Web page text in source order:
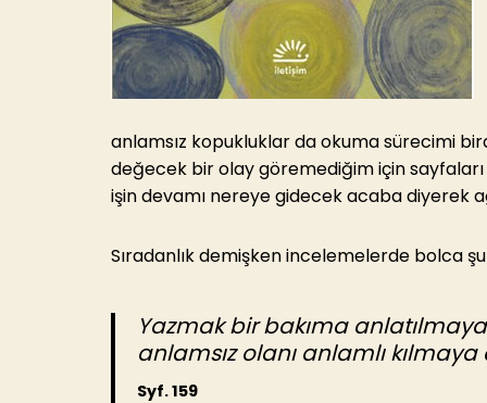
anlamsız kopukluklar da okuma sürecimi
değecek bir olay göremediğim için
işin devamı nereye gidecek acaba diyerek
Sıradanlık demişken incelemelerde bolca şu
Yazmak bir bakıma
anlamsız olanı anlamlı
Syf. 159